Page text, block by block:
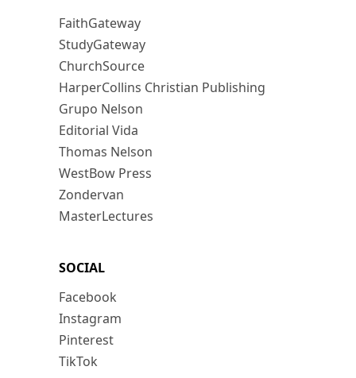
FaithGateway
StudyGateway
ChurchSource
HarperCollins Christian Publishing
Grupo Nelson
Editorial Vida
Thomas Nelson
WestBow Press
Zondervan
MasterLectures
SOCIAL
Facebook
Instagram
Pinterest
TikTok